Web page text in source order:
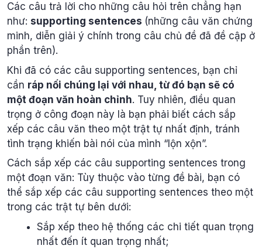
Các câu trả lời cho những câu hỏi trên chẳng hạn
như: supporting sentences (những câu văn chứng
minh, diễn giải ý chính trong câu chủ đề đã đề cập ở
phần trên).
Khi đã có các câu supporting sentences, bạn chỉ
cần ráp nối chúng lại với nhau, từ đó bạn sẽ có
một đoạn văn hoàn chỉnh. Tuy nhiên, điều quan
trọng ở công đoạn này là bạn phải biết cách sắp
xếp các câu văn theo một trật tự nhất định, tránh
tình trạng khiến bài nói của mình “lộn xộn”.
Cách sắp xếp các câu supporting sentences trong
một đoạn văn: Tùy thuộc vào từng đề bài, bạn có
thể sắp xếp các câu supporting sentences theo một
trong các trật tự bên dưới:
Sắp xếp theo hệ thống các chi tiết quan trọng
nhất đến ít quan trọng nhất;